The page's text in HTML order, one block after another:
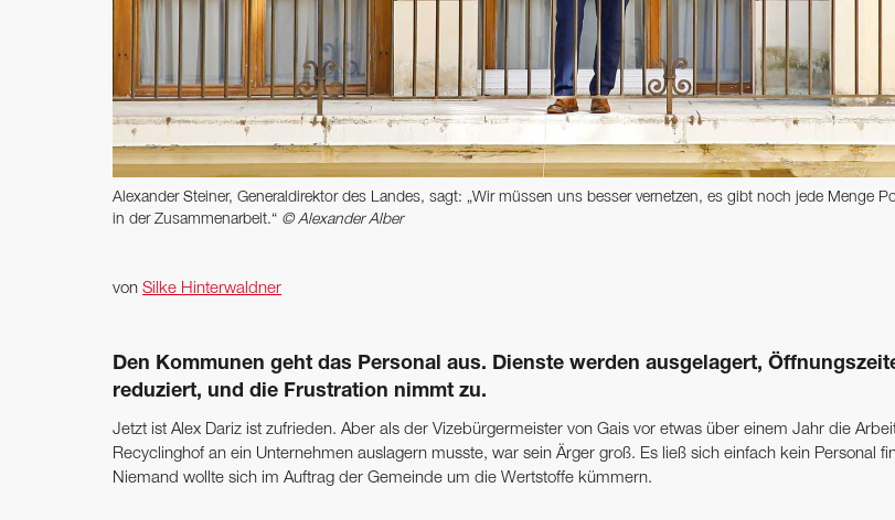
Alexander Steiner, Generaldirektor des Landes, sagt: „Wir müssen uns besser vernetzen, es gibt noch jede Menge
in der Zusammenarbeit.“ © Alexander Alber
von Silke Hinterwaldner
Den Kommunen geht das Personal aus. Dienste werden ausgelagert,
reduziert, und die Frustration nimmt zu.
Jetzt ist Alex Dariz ist zufrieden. Aber als der Vizebürgermeister von Gais vor etwas über einem Jahr die
Recyclinghof an ein Unternehmen auslagern musste, war sein Ärger groß. Es ließ sich einfach kein Personal
Niemand wollte sich im Auftrag der Gemeinde um die Wertstoffe kümmern.